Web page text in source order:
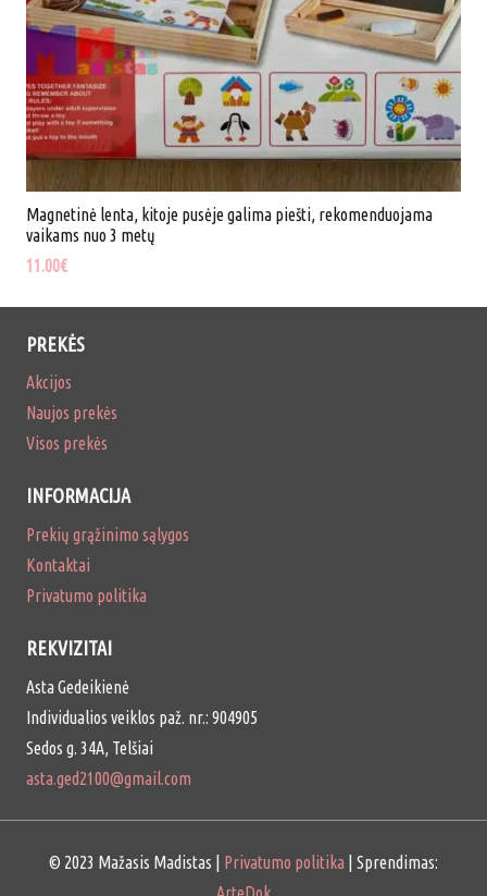
Magnetinė lenta, kitoje pusėje galima piešti, rekomenduojama
vaikams nuo 3 metų
11.00€
PREKĖS
Akcijos
Naujos prekės
Visos prekės
INFORMACIJA
Prekių grąžinimo sąlygos
Kontaktai
Privatumo politika
REKVIZITAI
Asta Gedeikienė
Individualios veiklos paž. nr.: 904905
Sedos g. 34A, Telšiai
asta.ged2100@gmail.com
© 2023 Mažasis Madistas | Privatumo politika | Sprendimas: